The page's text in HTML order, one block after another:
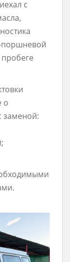
с
поршневой
о
заменой: